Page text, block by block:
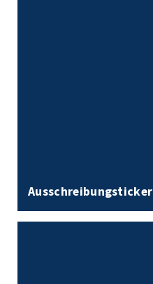
Ausschreibungsticker